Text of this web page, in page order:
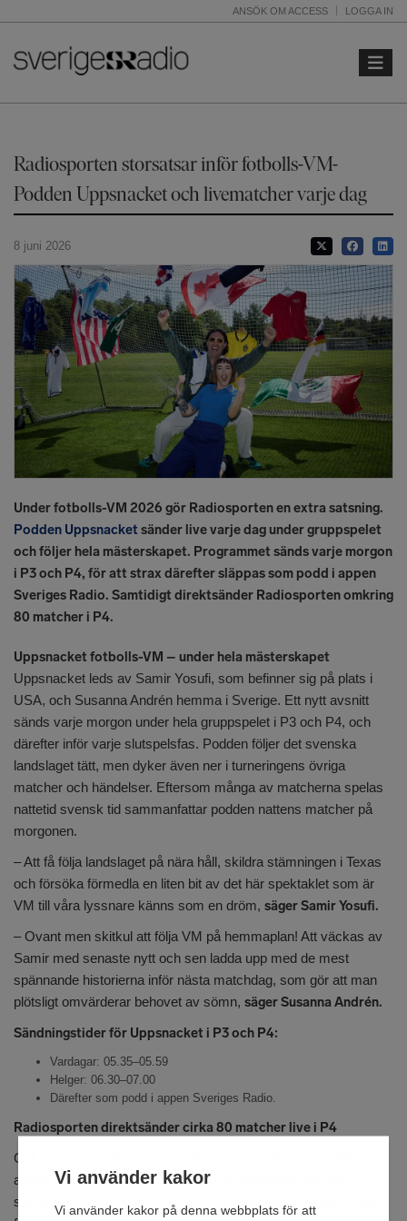
Vi använder kakor
Vi använder kakor på denna webbplats för att
ANSÖK OM ACCESS LOGGA IN
Toggle
Radiosporten storsatsar inför fotbolls-VM-
Podden Uppsnacket och livematcher varje dag
8 juni 2026
Under fotbolls-VM 2026 gör Radiosporten en extra satsning.
Podden Uppsnacket sänder live varje dag under gruppspelet
och följer hela mästerskapet. Programmet sänds varje morgon
i P3 och P4, för att strax därefter släppas som podd i appen
Sveriges Radio. Samtidigt direktsänder Radiosporten omkring
80 matcher i P4.
Uppsnacket fotbolls-VM – under hela mästerskapet
Uppsnacket leds av Samir Yosufi, som befinner sig på plats i
USA, och Susanna Andrén hemma i Sverige. Ett nytt avsnitt
sänds varje morgon under hela gruppspelet i P3 och P4, och
därefter inför varje slutspelsfas. Podden följer det svenska
landslaget tätt, men dyker även ner i turneringens övriga
matcher och händelser. Eftersom många av matcherna spelas
nattetid svensk tid sammanfattar podden nattens matcher på
morgonen.
– Att få följa landslaget på nära håll, skildra stämningen i Texas
och försöka förmedla en liten bit av det här spektaklet som är
VM till våra lyssnare känns som en dröm, säger Samir Yosufi.
– Ovant men skitkul att följa VM på hemmaplan! Att väckas av
Samir med senaste nytt och sen ladda upp med de mest
spännande historierna inför nästa matchdag, som gör att man
plötsligt omvärderar behovet av sömn, säger Susanna Andrén.
Sändningstider för Uppsnacket i P3 och P4:
Vardagar: 05.35–05.59
Helger: 06.30–07.00
Därefter som podd i appen Sveriges Radio.
Radiosporten direktsänder cirka 80 matcher live i P4
Cirka 80 av mästerskapets 104 matcher direktsänds i P4 och i
appen Sveriges Radio. I utbudet ingår öppningsmatchen,
samtliga Sveriges matcher och hela slutspelet. Programledare